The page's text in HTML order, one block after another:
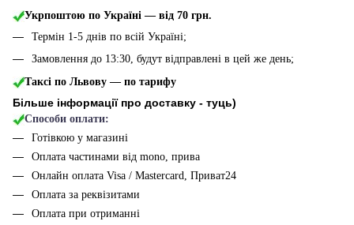
Укрпоштою по Україні — від 70 грн.
Термін 1-5 днів по всій Україні;
Замовлення до 13:30, будут відправлені в цей же день;
Таксі по Львову — по тарифу
Більше інформації про доставку - туць)
Способи оплати:
Готівкою у магазині
Оплата частинами від mono, прива
Онлайн оплата Visa / Mastercard, Приват24
Оплата за реквізитами
Оплата при отриманні